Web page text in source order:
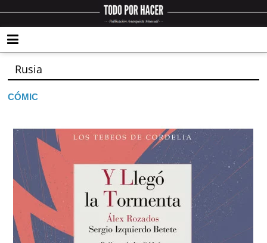
Rusia
CÓMIC